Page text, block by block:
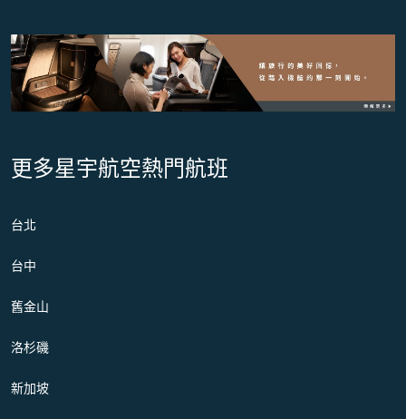
更多星宇航空熱門航班
台北
台中
舊金山
洛杉磯
新加坡